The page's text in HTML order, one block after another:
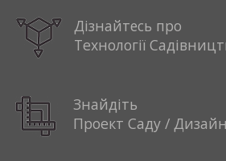
Дізнайтесь про
Технології
Знайдіть
Проект Саду / Дизайн